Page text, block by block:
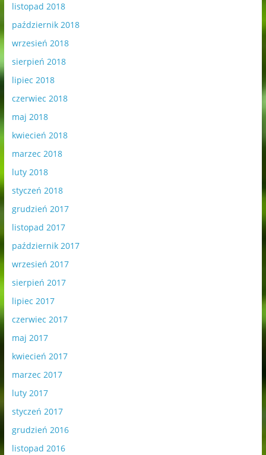
listopad 2018
październik 2018
wrzesień 2018
sierpień 2018
lipiec 2018
czerwiec 2018
maj 2018
kwiecień 2018
marzec 2018
luty 2018
styczeń 2018
grudzień 2017
listopad 2017
październik 2017
wrzesień 2017
sierpień 2017
lipiec 2017
czerwiec 2017
maj 2017
kwiecień 2017
marzec 2017
luty 2017
styczeń 2017
grudzień 2016
listopad 2016